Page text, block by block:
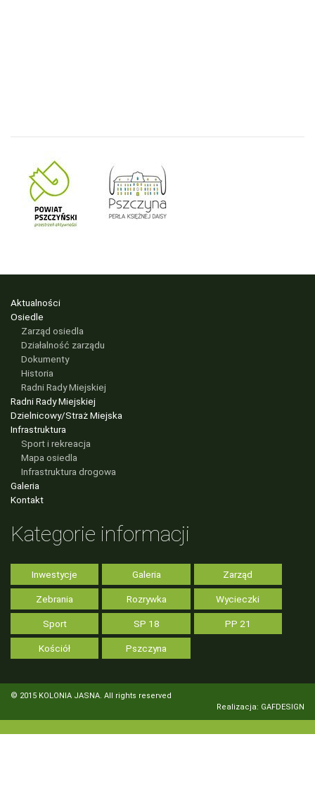
Aktualności
Osiedle
Zarząd osiedla
Działalność zarządu
Dokumenty
Historia
Radni Rady Miejskiej
Radni Rady Miejskiej
Dzielnicowy/Straż Miejska
Infrastruktura
Sport i rekreacja
Mapa osiedla
Infrastruktura drogowa
Galeria
Kontakt
Kategorie informacji
Inwestycje Galeria Zarząd
Zebrania Rozrywka Wycieczki
Sport SP 18 PP 21
Kościół Pszczyna
© 2015 KOLONIA JASNA. All rights reserved
Realizacja: GAFDESIGN